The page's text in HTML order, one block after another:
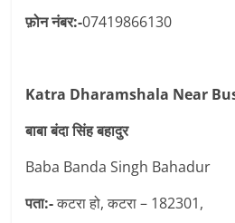
फ़ोन नंबर:-07419866130
Katra Dharamshala Near
बाबा बंदा सिंह बहादुर
Baba Banda Singh Bahadur
पता:-कटरा हो, कटरा – 182301,